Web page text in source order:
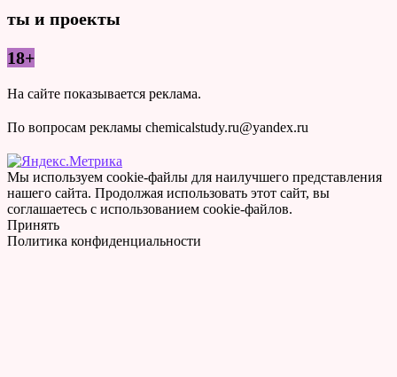
ты и проекты
18+
На сайте показывается реклама.
По вопросам рекламы chemicalstudy.ru@yandex.ru
Мы используем cookie-файлы для наилучшего представления
нашего сайта. Продолжая использовать этот сайт, вы
соглашаетесь с использованием cookie-файлов.
Принять
Политика конфиденциальности